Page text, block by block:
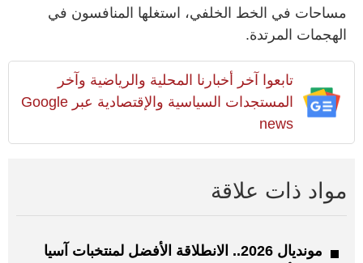
مساحات في الخط الخلفي، استغلها المنافسون في
الهجمات المرتدة.
تابعوا آخر أخبارنا المحلية والرياضية وآخر
المستجدات السياسية والإقتصادية عبر Google
news
مواد ذات علاقة
مونديال 2026.. الانطلاقة الأفضل لمنتخبات آسيا